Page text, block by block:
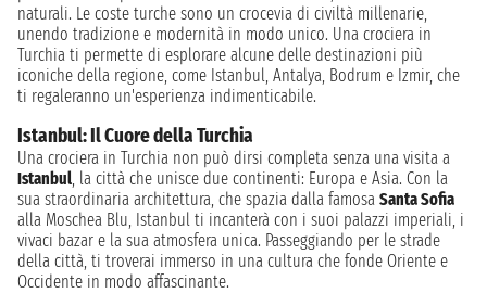
naturali. Le coste turche sono un crocevia di civiltà millenarie,
unendo tradizione e modernità in modo unico. Una crociera in
Turchia ti permette di esplorare alcune delle destinazioni più
iconiche della regione, come Istanbul, Antalya, Bodrum e Izmir, che
ti regaleranno un'esperienza indimenticabile.
Istanbul: Il Cuore della Turchia
Una crociera in Turchia non può dirsi completa senza una visita a
Istanbul, la città che unisce due continenti: Europa e Asia. Con la
sua straordinaria architettura, che spazia dalla famosa Santa Sofia
alla Moschea Blu, Istanbul ti incanterà con i suoi palazzi imperiali, i
vivaci bazar e la sua atmosfera unica. Passeggiando per le strade
della città, ti troverai immerso in una cultura che fonde Oriente e
Occidente in modo affascinante.